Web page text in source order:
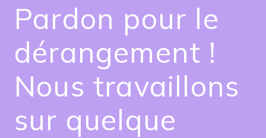
Pardon pour le
dérangement !
Nous travaillons
sur quelque